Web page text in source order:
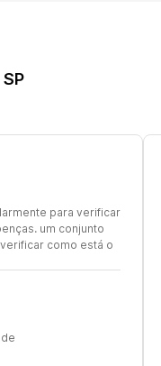
para verificar
um conjunto
como está o